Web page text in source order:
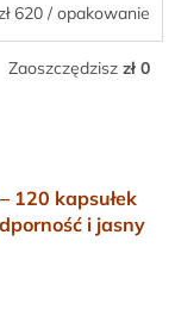
620 / opakowanie
Zaoszczędzisz zł 0
120 kapsułek
i jasny